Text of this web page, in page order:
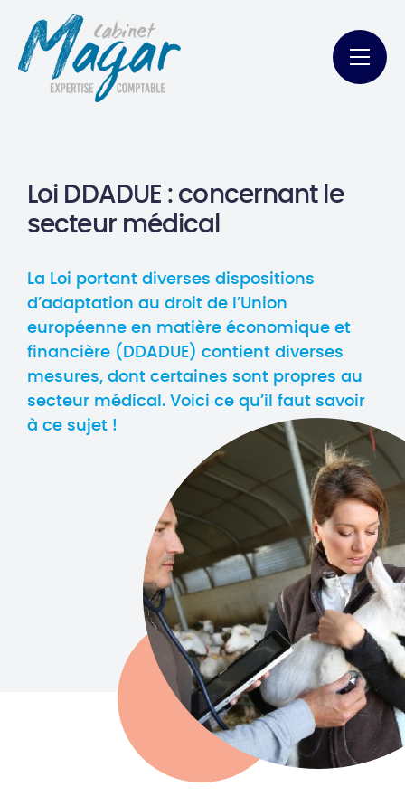
Loi DDADUE : concernant le
secteur médical
La Loi portant diverses dispositions
d’adaptation au droit de l’Union
européenne en matière économique et
financière (DDADUE) contient diverses
mesures, dont certaines sont propres au
secteur médical. Voici ce qu’il faut savoir
à ce sujet !